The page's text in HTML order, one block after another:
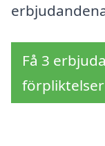
Få 3
förpliktelser